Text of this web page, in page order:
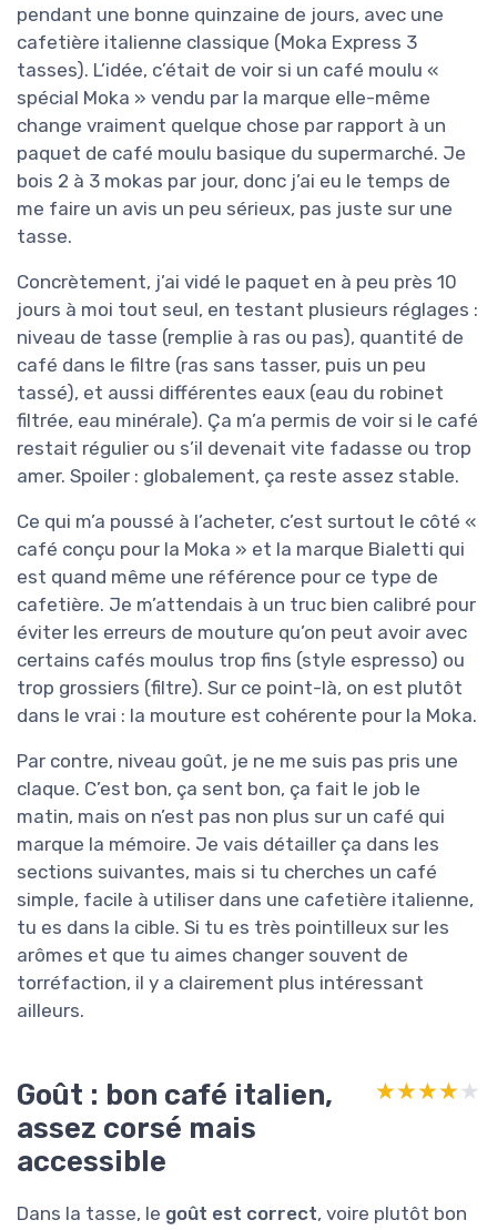
pendant une bonne quinzaine de jours, avec une
cafetière italienne classique (Moka Express 3
tasses). L’idée, c’était de voir si un café moulu «
spécial Moka » vendu par la marque elle-même
change vraiment quelque chose par rapport à un
paquet de café moulu basique du supermarché. Je
bois 2 à 3 mokas par jour, donc j’ai eu le temps de
me faire un avis un peu sérieux, pas juste sur une
tasse.
Concrètement, j’ai vidé le paquet en à peu près 10
jours à moi tout seul, en testant plusieurs réglages :
niveau de tasse (remplie à ras ou pas), quantité de
café dans le filtre (ras sans tasser, puis un peu
tassé), et aussi différentes eaux (eau du robinet
filtrée, eau minérale). Ça m’a permis de voir si le café
restait régulier ou s’il devenait vite fadasse ou trop
amer. Spoiler : globalement, ça reste assez stable.
Ce qui m’a poussé à l’acheter, c’est surtout le côté «
café conçu pour la Moka » et la marque Bialetti qui
est quand même une référence pour ce type de
cafetière. Je m’attendais à un truc bien calibré pour
éviter les erreurs de mouture qu’on peut avoir avec
certains cafés moulus trop fins (style espresso) ou
trop grossiers (filtre). Sur ce point-là, on est plutôt
dans le vrai : la mouture est cohérente pour la Moka.
Par contre, niveau goût, je ne me suis pas pris une
claque. C’est bon, ça sent bon, ça fait le job le
matin, mais on n’est pas non plus sur un café qui
marque la mémoire. Je vais détailler ça dans les
sections suivantes, mais si tu cherches un café
simple, facile à utiliser dans une cafetière italienne,
tu es dans la cible. Si tu es très pointilleux sur les
arômes et que tu aimes changer souvent de
torréfaction, il y a clairement plus intéressant
ailleurs.
Goût : bon café italien,
assez corsé mais
accessible
★★★★★
★★★★★
Dans la tasse, le goût est correct, voire plutôt bon